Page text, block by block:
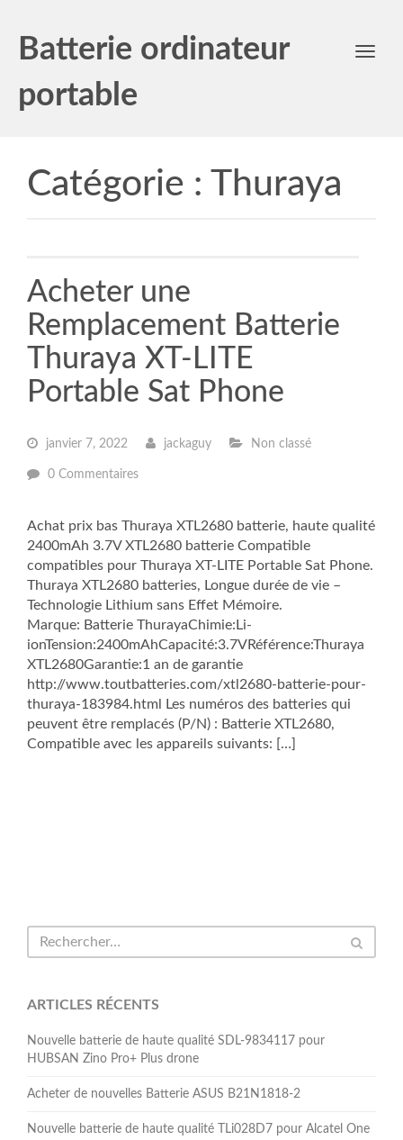
Batterie ordinateur
portable
Toggle
Catégorie : Thuraya
Acheter une
Remplacement Batterie
Thuraya XT-LITE
Portable Sat Phone
janvier 7, 2022 jackaguy Non classé
0 Commentaires
Achat prix bas Thuraya XTL2680 batterie, haute qualité
2400mAh 3.7V XTL2680 batterie Compatible
compatibles pour Thuraya XT-LITE Portable Sat Phone.
Thuraya XTL2680 batteries, Longue durée de vie –
Technologie Lithium sans Effet Mémoire.
Marque: Batterie ThurayaChimie:Li-
ionTension:2400mAhCapacité:3.7VRéférence:Thuraya
XTL2680Garantie:1 an de garantie
http://www.toutbatteries.com/xtl2680-batterie-pour-
thuraya-183984.html Les numéros des batteries qui
peuvent être remplacés (P/N) : Batterie XTL2680,
Compatible avec les appareils suivants: […]
ARTICLES RÉCENTS
Nouvelle batterie de haute qualité SDL-9834117 pour
HUBSAN Zino Pro+ Plus drone
Acheter de nouvelles Batterie ASUS B21N1818-2
Nouvelle batterie de haute qualité TLi028D7 pour Alcatel One